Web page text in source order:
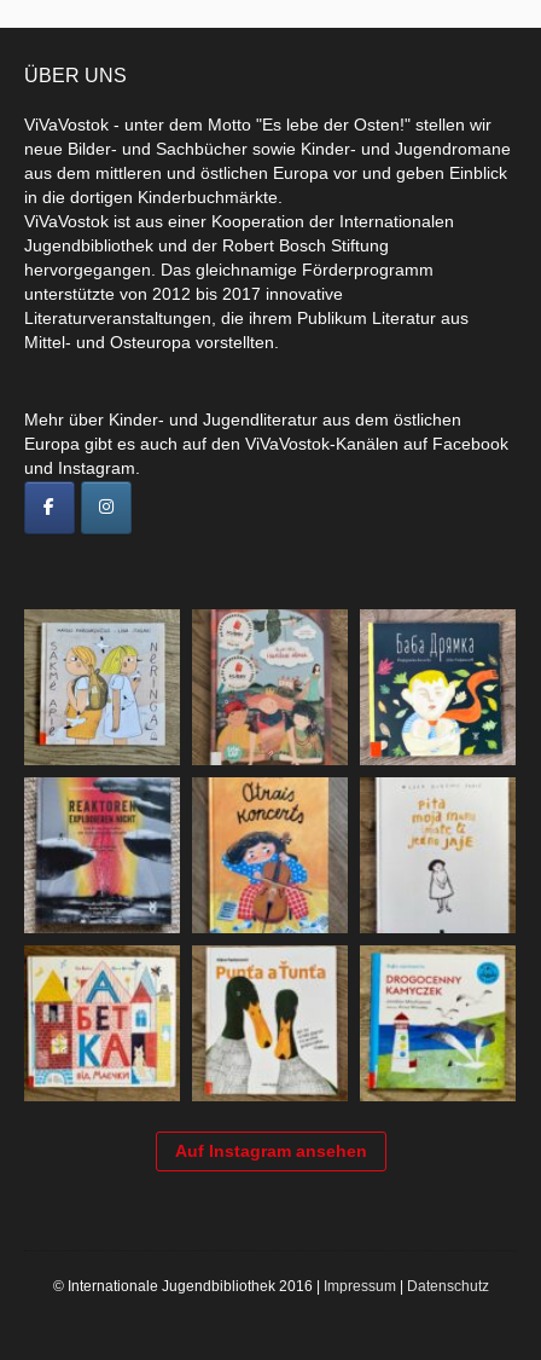
ÜBER UNS
ViVaVostok - unter dem Motto "Es lebe der Osten!" stellen wir
neue Bilder- und Sachbücher sowie Kinder- und Jugendromane
aus dem mittleren und östlichen Europa vor und geben Einblick
in die dortigen Kinderbuchmärkte.
ViVaVostok ist aus einer Kooperation der Internationalen
Jugendbibliothek und der Robert Bosch Stiftung
hervorgegangen. Das gleichnamige Förderprogramm
unterstützte von 2012 bis 2017 innovative
Literaturveranstaltungen, die ihrem Publikum Literatur aus
Mittel- und Osteuropa vorstellten.
Mehr über Kinder- und Jugendliteratur aus dem östlichen
Europa gibt es auch auf den ViVaVostok-Kanälen auf Facebook
und Instagram.
Auf Instagram ansehen
© Internationale Jugendbibliothek 2016 | Impressum| Datenschutz